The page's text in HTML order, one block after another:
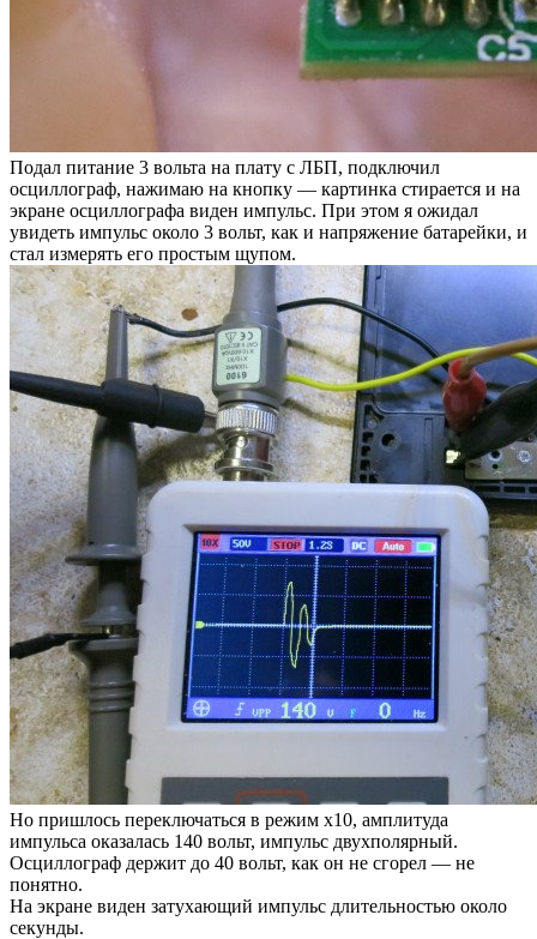
Подал питание 3 вольта на плату с ЛБП, подключил
осциллограф, нажимаю на кнопку — картинка стирается и на
экране осциллографа виден импульс. При этом я ожидал
увидеть импульс около 3 вольт, как и напряжение батарейки, и
стал измерять его простым щупом.
Но пришлось переключаться в режим х10, амплитуда
импульса оказалась 140 вольт, импульс двухполярный.
Осциллограф держит до 40 вольт, как он не сгорел — не
понятно.
На экране виден затухающий импульс длительностью около
секунды.